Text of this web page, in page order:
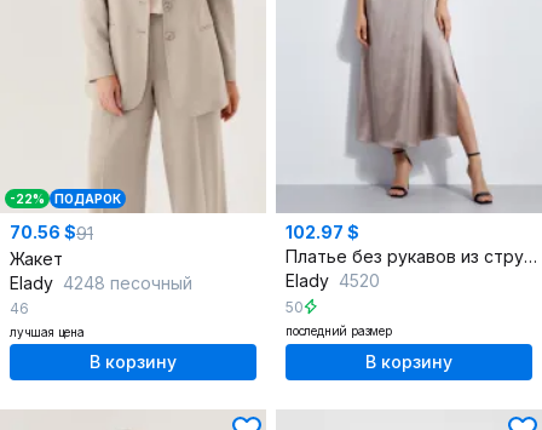
-22% ПОДАРОК
70.56 $91
Жакет
Elady 4248 песочный
46
лучшая цена
В корзину
102.97 $
Платье без рукавов из струящегося сатина с разрезом
Elady 4520
50
последний размер
В корзину